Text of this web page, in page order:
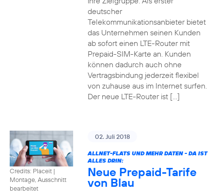
deutscher
Telekommunikationsanbieter bietet
das Unternehmen seinen Kunden
ab sofort einen LTE-Router mit
Prepaid-SIM-Karte an. Kunden
können dadurch auch ohne
Vertragsbindung jederzeit flexibel
von zuhause aus im Internet surfen.
Der neue LTE-Router ist […]
Credits: Placeit |
Montage, Ausschnitt
bearbeitet
02. Juli 2018
ALLNET-FLATS UND MEHR DATEN - DA IST
ALLES DRIN:
Neue Prepaid-Tarife
von Blau